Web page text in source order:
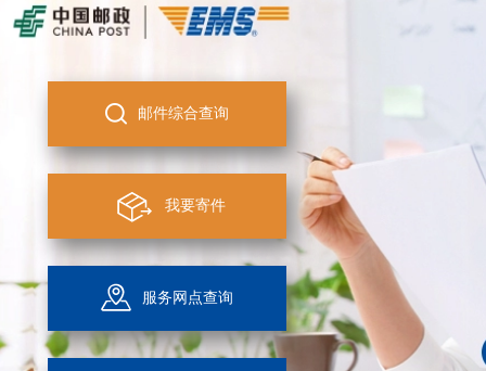
邮件综合查询
我要寄件
服务网点查询